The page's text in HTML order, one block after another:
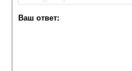
Ваш ответ: